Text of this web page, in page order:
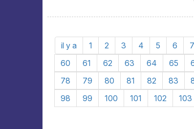
il y a 1 2 3 4 5 6 7
60
61 62 63 64 65
78
79 80 81 82 83
98
99 100 101 102 103